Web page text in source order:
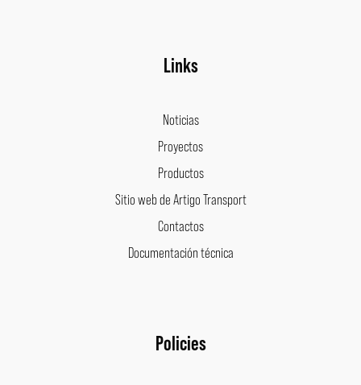
Links
Noticias
Proyectos
Productos
Sitio web de Artigo Transport
Contactos
Documentación técnica
Policies